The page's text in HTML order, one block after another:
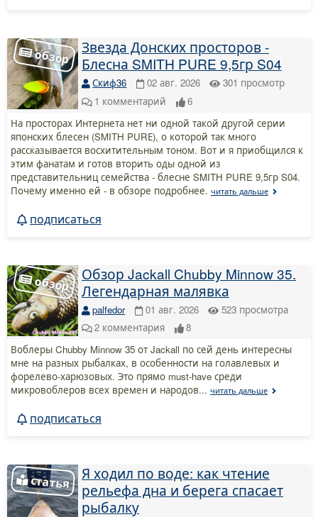
Звезда Донских просторов -
Блесна SMITH PURE 9,5гр S04
Скиф36 02 авг. 2026 301 просмотр
1 комментарий
6
На просторах Интернета нет ни одной такой другой серии
японских блесен (SMITH PURЕ), о которой так много
рассказывается восхитительным тоном. Вот и я приобщился к
этим фанатам и готов вторить оды одной из
представительниц семейства - блесне SMITH PURE 9,5гр S04.
Почему именно ей - в обзоре подробнее. читать дальше
подписаться
Обзор Jackall Chubby Minnow 35.
Легендарная малявка
palfedor 01 авг. 2026 523 просмотра
2 комментария
8
Воблеры Chubby Minnow 35 от Jackall по сей день интересны
мне на разных рыбалках, в особенности на голавлевых и
форелево-харюзовых. Это прямо must-have среди
микровоблеров всех времен и народов... читать дальше
подписаться
Я ходил по воде: как чтение
рельефа дна и берега спасает
рыбалку